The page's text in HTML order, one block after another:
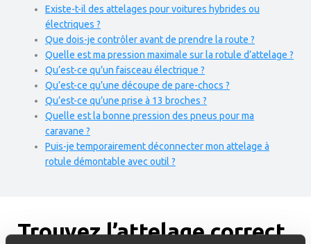
Existe-t-il des attelages pour voitures hybrides ou
électriques ?
Que dois-je contrôler avant de prendre la route ?
Quelle est ma pression maximale sur la rotule d’attelage ?
Qu’est-ce qu’un faisceau électrique ?
Qu’est-ce qu’une découpe de pare-chocs ?
Qu’est-ce qu’une prise à 13 broches ?
Quelle est la bonne pression des pneus pour ma
caravane ?
Puis-je temporairement déconnecter mon attelage à
rotule démontable avec outil ?
Trouvez l’attelage correct